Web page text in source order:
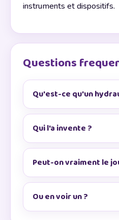
instruments et dispositifs.
Questions
Qu'est-ce qu'un
Qui l'a invente ?
Peut-on vraiment le
Ou en voir un ?